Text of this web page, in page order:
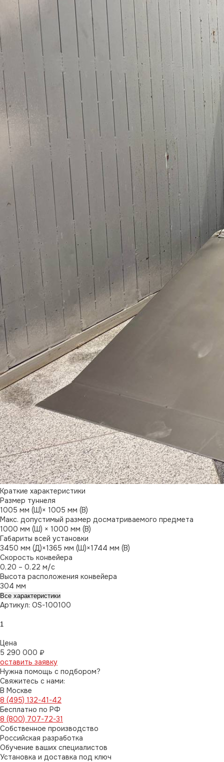
Краткие характеристики
Размер туннеля
1005 мм (Ш)× 1005 мм (В)
Макс. допустимый размер досматриваемого предмета
1000 мм (Ш) × 1000 мм (В)
Габариты всей установки
3450 мм (Д)×1365 мм (Ш)×1744 мм (В)
Скорость конвейера
0,20 – 0,22 м/с
Высота расположения конвейера
304 мм
Все характеристики
Артикул: OS-100100
Цена
5 290 000 ₽
оставить заявку
Нужна помощь с подбором?
Свяжитесь с нами:
В Москве
8 (495) 132-41-42
Бесплатно по РФ
8 (800) 707-72-31
Собственное производство
Российская разработка
Обучение ваших специалистов
Установка и доставка под ключ